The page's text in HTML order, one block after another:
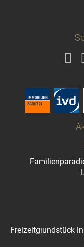
Freizeitgrundstück